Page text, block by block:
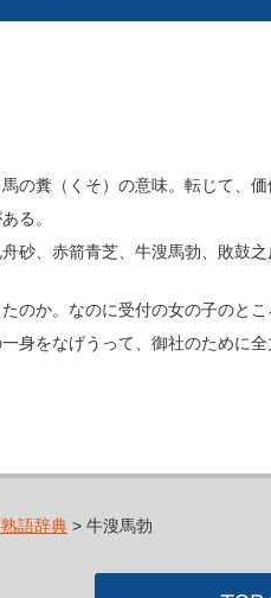
の糞（くそ）の意味。転じて
る。
砂、赤箭青芝、牛溲馬勃、敗鼓
たのか。なのに受付の女の子のと
一身をなげうって、御社のために
語辞典 > 牛溲馬勃